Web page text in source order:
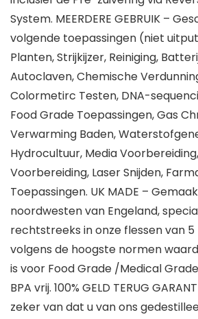
System. MEERDERE GEBRUIK –
volgende toepassingen (niet
Planten, Strijkijzer, Reiniging,
Autoclaven, Chemische
Colormetirc Testen, DNA-
Food Grade Toepassingen, Gas
Verwarming Baden,
Hydrocultuur, Media
Voorbereiding, Laser Snijden,
Toepassingen. UK MADE –
noordwesten van Engeland,
rechtstreeks in onze flessen van
volgens de hoogste normen
is voor Food Grade /Medical
BPA vrij. 100% GELD TERUG
zeker van dat u van ons